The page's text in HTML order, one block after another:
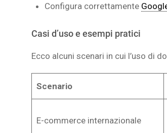
Configura correttamente
Casi d’uso e esempi pratici
Ecco alcuni scenari in cui l’uso di
Scenario
E-commerce internazionale